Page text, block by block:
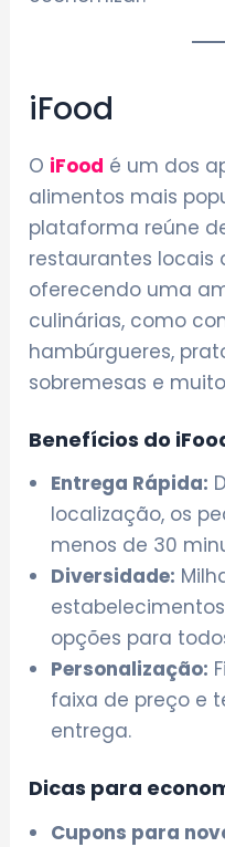
iFood
O iFood é um dos
alimentos mais
plataforma reúne
restaurantes locais
oferecendo uma
culinárias, como
hambúrgueres,
sobremesas e
Benefícios do
Entrega Rápida:
localização, os
menos de 30
Diversidade:
opções para
Personalização:
faixa de preço e
entrega.
Dicas para
Cupons para